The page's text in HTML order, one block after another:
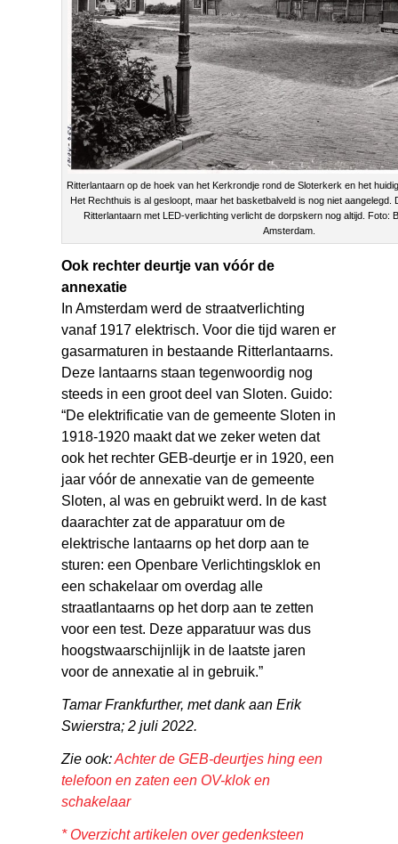
Ritterlantaarn op de hoek van het Kerkrondje rond de Sloterkerk en het
Het Rechthuis is al gesloopt, maar het basketbalveld is nog niet aangelegd.
Ritterlantaarn met LED-verlichting verlicht de dorpskern nog altijd. Foto:
Amsterdam.
Ook rechter deurtje van vóór de
annexatie
In Amsterdam werd de straatverlichting
vanaf 1917 elektrisch. Voor die tijd waren er
gasarmaturen in bestaande Ritterlantaarns.
Deze lantaarns staan tegenwoordig nog
steeds in een groot deel van Sloten. Guido:
“De elektrificatie van de gemeente Sloten in
1918-1920 maakt dat we zeker weten dat
ook het rechter GEB-deurtje er in 1920, een
jaar vóór de annexatie van de gemeente
Sloten, al was en gebruikt werd. In de kast
daarachter zat de apparatuur om de
elektrische lantaarns op het dorp aan te
sturen: een Openbare Verlichtingsklok en
een schakelaar om overdag alle
straatlantaarns op het dorp aan te zetten
voor een test. Deze apparatuur was dus
hoogstwaarschijnlijk in de laatste jaren
voor de annexatie al in gebruik.”
Tamar Frankfurther, met dank aan Erik
Swierstra; 2 juli 2022.
Zie ook:Achter de GEB-deurtjes hing een
telefoon en zaten een OV-klok en
schakelaar
* Overzicht artikelen over gedenksteen